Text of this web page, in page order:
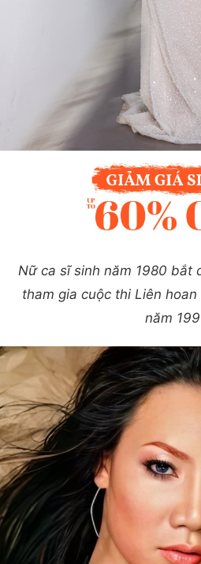
Nữ ca sĩ sinh năm 1980 bắt
tham gia cuộc thi Liên
năm